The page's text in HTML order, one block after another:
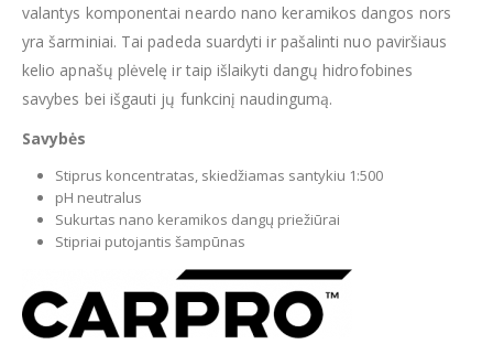
valantys komponentai neardo nano keramikos dangos nors
yra šarminiai. Tai padeda suardyti ir pašalinti nuo paviršiaus
kelio apnašų plėvelę ir taip išlaikyti dangų hidrofobines
savybes bei išgauti jų funkcinį naudingumą.
Savybės
Stiprus koncentratas, skiedžiamas santykiu 1:500
pH neutralus
Sukurtas nano keramikos dangų priežiūrai
Stipriai putojantis šampūnas